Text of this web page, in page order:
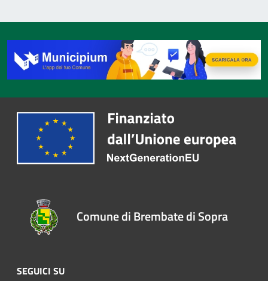
Comune di Brembate di Sopra
SEGUICI SU